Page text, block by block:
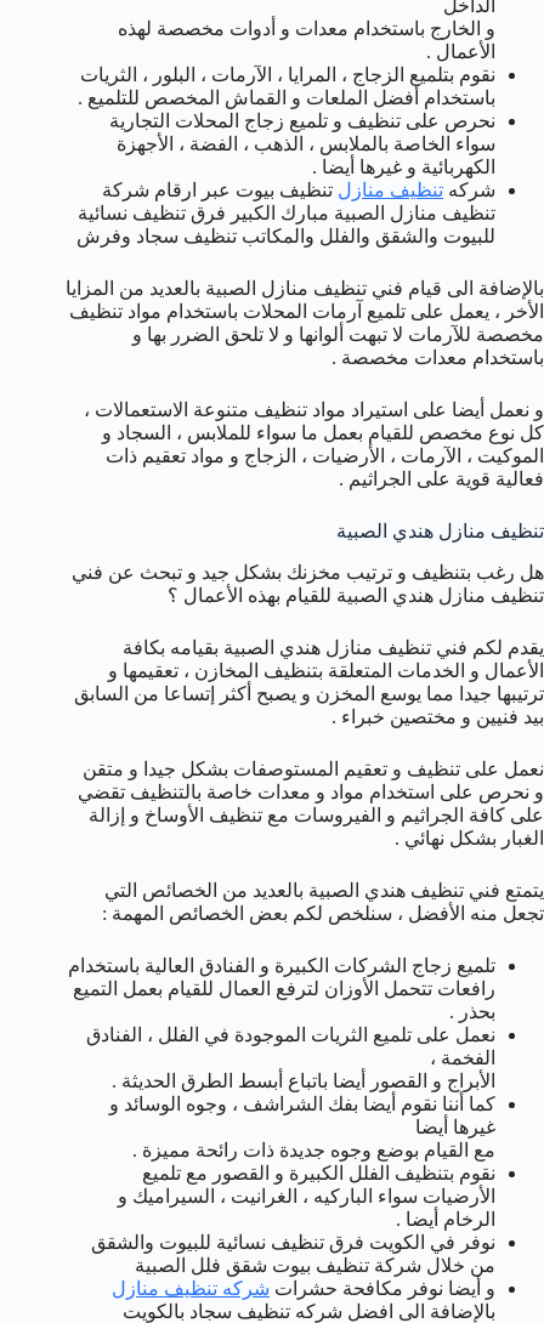
الداخل
و الخارج باستخدام معدات و أدوات مخصصة لهذه
الأعمال .
نقوم بتلميع الزجاج ، المرايا ، الآرمات ، البلور ، الثريات
باستخدام أفضل الملعات و القماش المخصص للتلميع .
نحرص على تنظيف و تلميع زجاج المحلات التجارية
سواء الخاصة بالملابس ، الذهب ، الفضة ، الأجهزة
الكهربائية و غيرها أيضا .
شركه تنظيف منازل تنظيف بيوت عبر ارقام شركة
تنظيف منازل الصبية مبارك الكبير فرق تنظيف نسائية
للبيوت والشقق والفلل والمكاتب تنظيف سجاد وفرش
بالإضافة الى قيام فني تنظيف منازل الصبية بالعديد من المزايا
الأخر ، يعمل على تلميع آرمات المحلات باستخدام مواد تنظيف
مخصصة للآرمات لا تبهت ألوانها و لا تلحق الضرر بها و
باستخدام معدات مخصصة .
و نعمل أيضا على استيراد مواد تنظيف متنوعة الاستعمالات ،
كل نوع مخصص للقيام بعمل ما سواء للملابس ، السجاد و
الموكيت ، الآرمات ، الأرضيات ، الزجاج و مواد تعقيم ذات
فعالية قوية على الجراثيم .
تنظيف منازل هندي الصبية
هل رغب بتنظيف و ترتيب مخزنك بشكل جيد و تبحث عن فني
تنظيف منازل هندي الصبية للقيام بهذه الأعمال ؟
يقدم لكم فني تنظيف منازل هندي الصبية بقيامه بكافة
الأعمال و الخدمات المتعلقة بتنظيف المخازن ، تعقيمها و
ترتيبها جيدا مما يوسع المخزن و يصبح أكثر إتساعا من السابق
بيد فنيين و مختصين خبراء .
نعمل على تنظيف و تعقيم المستوصفات بشكل جيدا و متقن
و نحرص على استخدام مواد و معدات خاصة بالتنظيف تقضي
على كافة الجراثيم و الفيروسات مع تنظيف الأوساخ و إزالة
الغبار بشكل نهائي .
يتمتع فني تنظيف هندي الصبية بالعديد من الخصائص التي
تجعل منه الأفضل ، سنلخص لكم بعض الخصائص المهمة :
تلميع زجاج الشركات الكبيرة و الفنادق العالية باستخدام
رافعات تتحمل الأوزان لترفع العمال للقيام بعمل التميع
بحذر .
نعمل على تلميع الثريات الموجودة في الفلل ، الفنادق
الفخمة ،
الأبراج و القصور أيضا باتباع أبسط الطرق الحديثة .
كما أننا نقوم أيضا بفك الشراشف ، وجوه الوسائد و
غيرها أيضا
مع القيام بوضع وجوه جديدة ذات رائحة مميزة .
نقوم بتنظيف الفلل الكبيرة و القصور مع تلميع
الأرضيات سواء الباركيه ، الغرانيت ، السيراميك و
الرخام أيضا .
نوفر في الكويت فرق تنظيف نسائية للبيوت والشقق
من خلال شركة تنظيف بيوت شقق فلل الصبية
و أيضا نوفر مكافحة حشرات شركه تنظيف منازل
بالإضافة الى افضل شركه تنظيف سجاد بالكويت